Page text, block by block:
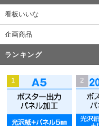
看板いいな
企画商品
ランキング
1 2